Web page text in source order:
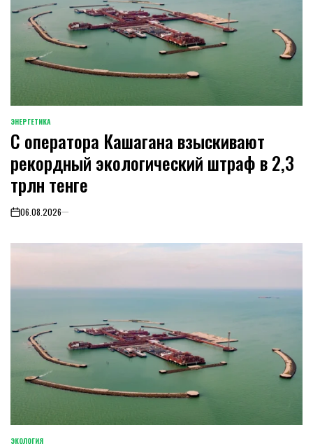
POSTED
IN
ЭНЕРГЕТИКА
С оператора Кашагана взыскивают
рекордный экологический штраф в 2,3
трлн тенге
on06.08.2026
ЭКОЛОГИЯ